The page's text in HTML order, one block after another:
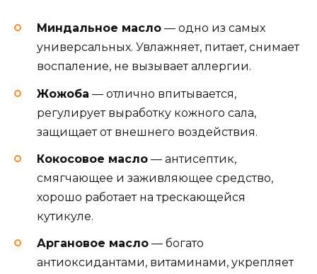
Миндальное масло — одно из самых
универсальных. Увлажняет, питает, снимает
воспаление, не вызывает аллергии.
Жожоба — отлично впитывается,
регулирует выработку кожного сала,
защищает от внешнего воздействия.
Кокосовое масло — антисептик,
смягчающее и заживляющее средство,
хорошо работает на трескающейся
кутикуле.
Аргановое масло — богато
антиоксидантами, витаминами, укрепляет